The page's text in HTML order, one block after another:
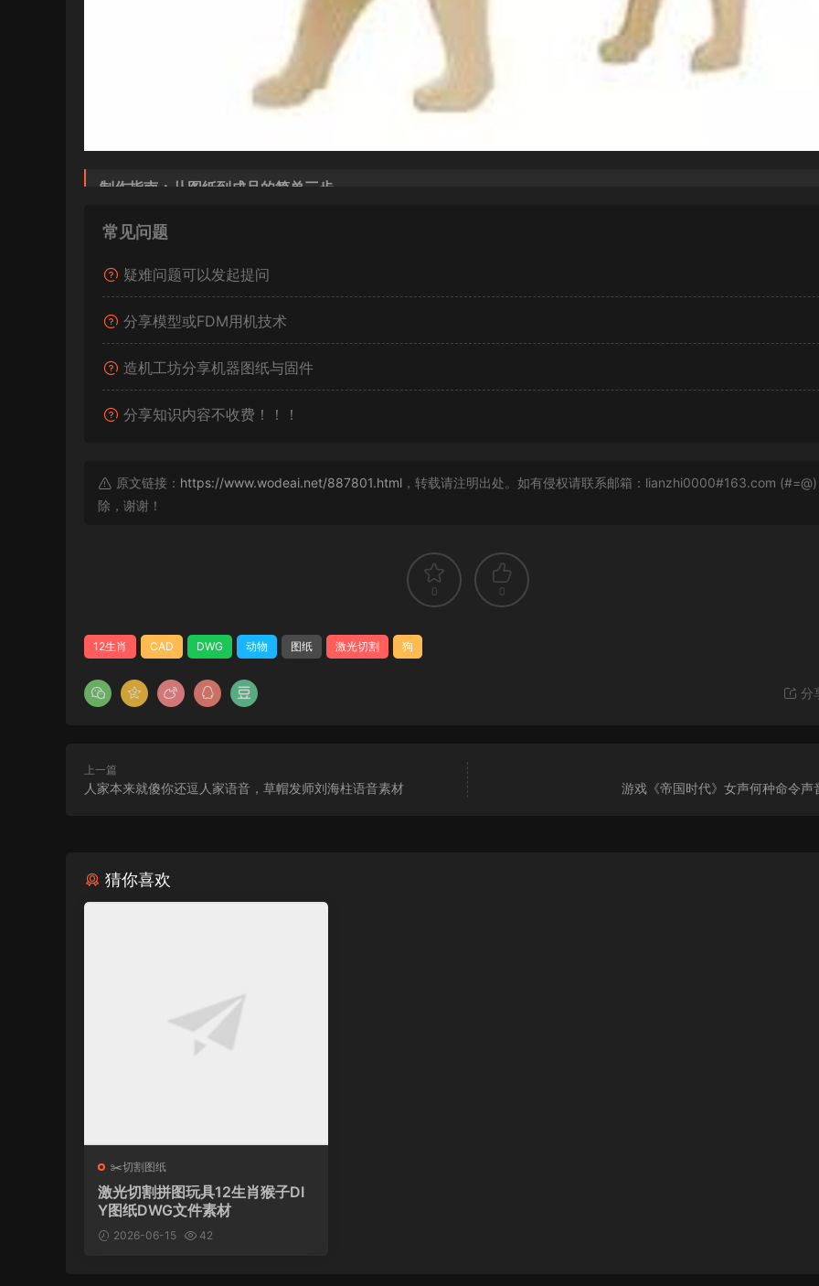
制作指南：从图纸到成品的简单三步
准备材料
导入切割：下载我们提供的图纸文件（通常为DXF或SVG格式），导入到您的激光切割软件中，设置好功率和
轻松组装：将切割好的零件轻轻推出，按照逻辑顺序进行拼插组装。整个过程非常解压，完成后成就感满满
应用场景广泛
：拼装成品可作为书桌、置物架上的独特摆件。
：一份亲手制作、饱含心意的别致礼物。
推荐材料
常见问题
疑难问题可以发起提问
分享模型或FDM用机技术
造机工坊分享机器图纸与固件
分享知识内容不收费！！！
原文链接： https://www.wodeai.net/887801.html ，转载请注明出处。如有侵权请联系邮箱：lianzhi0000#163.com (#=@)
除，谢谢！
0 0
12生肖 CAD DWG 动物 图纸 激光切割 狗
分
上一篇
人家本来就傻你还逗人家语音，草帽发师刘海柱语音素材 游戏《帝国时代》女声何种命令声
猜你喜欢
✂️切割图纸
激光切割拼图玩具12生肖猴子DI
Y图纸DWG文件素材
2026-06-15 42